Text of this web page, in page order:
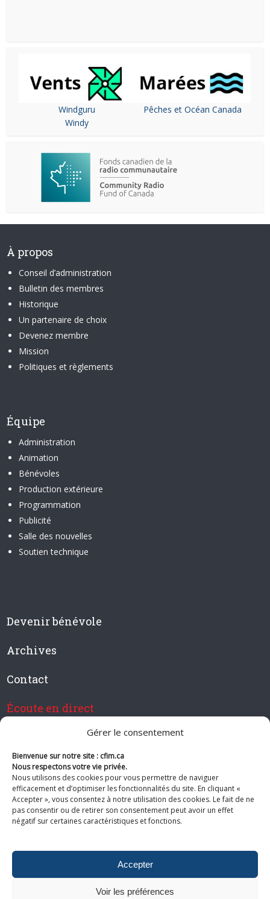
Gérer le consentement
Bienvenue sur notre site : cfim.ca
Nous respectons votre vie privée.
Nous utilisons des cookies pour vous permettre de naviguer
efficacement et d’optimiser les fonctionnalités du site. En cliquant «
Accepter », vous consentez à notre utilisation des cookies. Le fait de ne
pas consentir ou de retirer son consentement peut avoir un effet
négatif sur certaines caractéristiques et fonctions.
Accepter
Voir les préférences
Windguru
Windy
Pêches et Océan Canada
À propos
Conseil d’administration
Bulletin des membres
Historique
Un partenaire de choix
Devenez membre
Mission
Politiques et règlements
Équipe
Administration
Animation
Bénévoles
Production extérieure
Programmation
Publicité
Salle des nouvelles
Soutien technique
Devenir bénévole
Archives
Contact
Écoute en direct
Devenir membre de CFIM
Suivez-nous